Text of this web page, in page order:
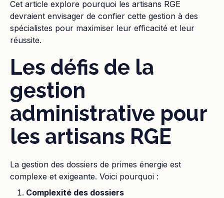
Cet article explore pourquoi les artisans RGE
devraient envisager de confier cette gestion à des
spécialistes pour maximiser leur efficacité et leur
réussite.
Les défis de la
gestion
administrative pour
les artisans RGE
La gestion des dossiers de primes énergie est
complexe et exigeante. Voici pourquoi :
Complexité des dossiers